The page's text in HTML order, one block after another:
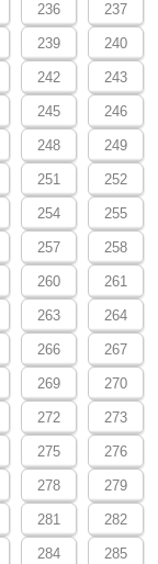
236 237
239 240
242 243
245 246
248 249
251 252
254 255
257 258
260 261
263 264
266 267
269 270
272 273
275 276
278 279
281 282
284 285